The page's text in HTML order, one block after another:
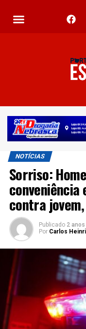
NOTÍCIAS
Sorriso:
contra
Publicado 2
Por Carlos